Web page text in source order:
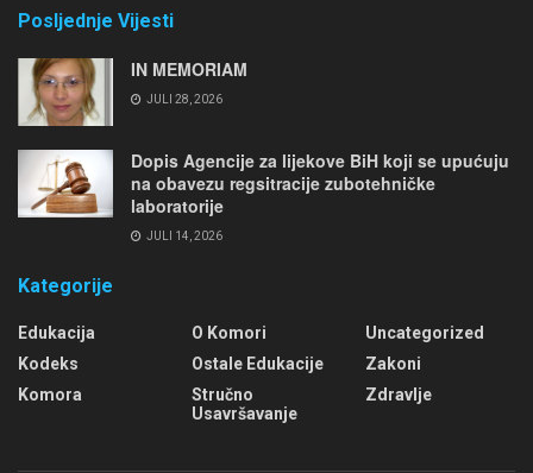
Posljednje Vijesti
IN MEMORIAM
JULI 28, 2026
Dopis Agencije za lijekove BiH koji se upućuju
na obavezu regsitracije zubotehničke
laboratorije
JULI 14, 2026
Kategorije
Edukacija
Kodeks
Komora
O Komori
Ostale Edukacije
Stručno
Usavršavanje
Uncategorized
Zakoni
Zdravlje